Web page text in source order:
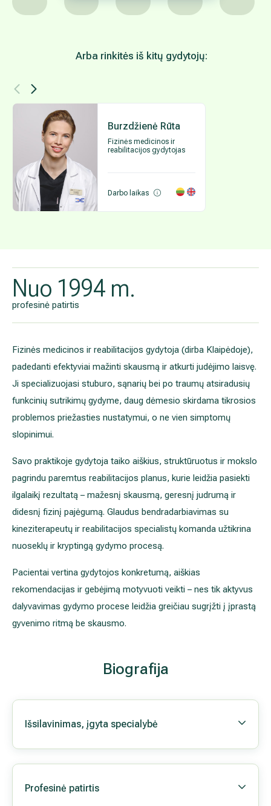
Arba rinkitės iš kitų gydytojų:
Burzdžienė Rūta
Fizinės medicinos ir
reabilitacijos gydytojas
Darbo laikas
Nuo 1994 m.
profesinė patirtis
Fizinės medicinos ir reabilitacijos gydytoja (dirba Klaipėdoje),
padedanti efektyviai mažinti skausmą ir atkurti judėjimo laisvę.
Ji specializuojasi stuburo, sąnarių bei po traumų atsiradusių
funkcinių sutrikimų gydyme, daug dėmesio skirdama tikrosios
problemos priežasties nustatymui, o ne vien simptomų
slopinimui.
Savo praktikoje gydytoja taiko aiškius, struktūruotus ir mokslo
pagrindu paremtus reabilitacijos planus, kurie leidžia pasiekti
ilgalaikį rezultatą – mažesnį skausmą, geresnį judrumą ir
didesnį fizinį pajėgumą. Glaudus bendradarbiavimas su
kineziterapeutų ir reabilitacijos specialistų komanda užtikrina
nuoseklų ir kryptingą gydymo procesą.
Pacientai vertina gydytojos konkretumą, aiškias
rekomendacijas ir gebėjimą motyvuoti veikti – nes tik aktyvus
dalyvavimas gydymo procese leidžia greičiau sugrįžti į įprastą
gyvenimo ritmą be skausmo.
Biografija
Išsilavinimas, įgyta specialybė
Profesinė patirtis